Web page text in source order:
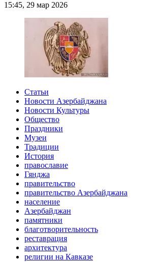
15:45, 29 мар 2026
Статьи
Новости Азербайджана
Новости Культуры
Общество
Праздники
Музеи
Традиции
История
православие
Гянджа
правительство
правительство Азербайджана
население
Азербайджан
памятники
благотворительность
реставрация
архитектура
религии на Кавказе